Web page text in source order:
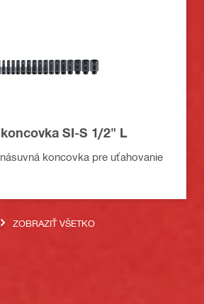
SI-S 1/2" L
koncovka pre uťahovanie
ZOBRAZIŤ VŠETKO